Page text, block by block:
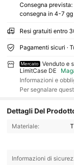
Consegna prevista:
consegna in 4-7
Resi gratuiti entro
Pagamenti sicuri ·
Mercato
Venduto e
LimitCase DE
Informazioni e
Per segnalare
Dettagli Del
Materiale:
Informazioni di